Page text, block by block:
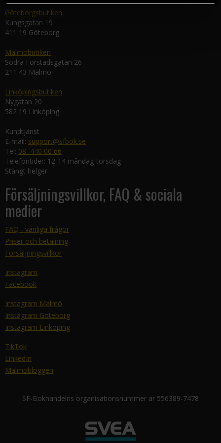
Göteborgsbutiken
Kungsgatan 19
411 19 Göteborg
Malmöbutiken
Södra Förstadsgatan 26
211 43 Malmö
Linköpingsbutiken
Nygatan 20
582 19 Linköping
Kundtjänst
E-mail: support@sfbok.se
Tel: 08–440 00 66
Telefontider: 12-14 måndag-torsdag
Stängt helger
Försäljningsvillkor, FAQ & sociala
medier
FAQ - vanliga frågor
Priser och betalning
Försäljningsvillkor
Instagram
Facebook
Instagram Malmö
Instagram Göteborg
Instagram Linköping
TikTok
LinkedIn
Malmöbloggen
SF-Bokhandelns organisationsnummer är 556389-7478